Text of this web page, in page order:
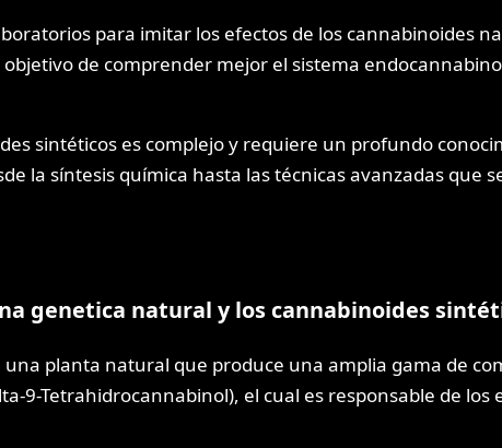
para imitar los efectos de los cannabinoides
de comprender mejor el sistema
sintéticos es complejo y requiere un profundo
la síntesis química hasta las técnicas avanzadas que
genetica natural y los cannabinoides
planta natural que produce una amplia gama de
9-Tetrahidrocannabinol), el cual es responsable de